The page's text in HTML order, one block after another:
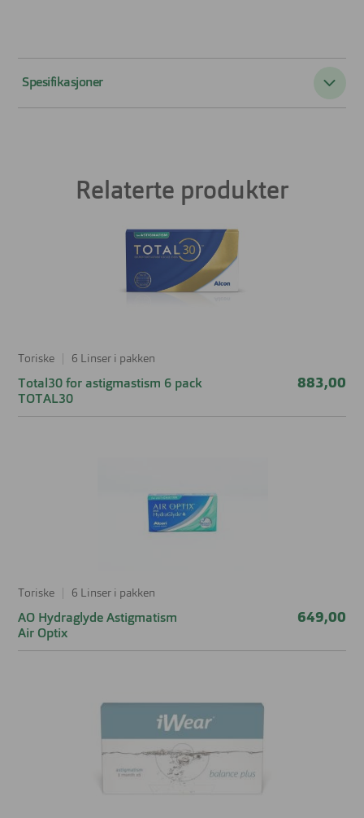
Spesifikasjoner
-0,75 til -2,25
Relaterte produkter
Toriske 6 Linser i pakken
Total30 for astigmastism 6 pack
TOTAL30
883,00
Toriske 6 Linser i pakken
AO Hydraglyde Astigmatism
Air Optix
649,00